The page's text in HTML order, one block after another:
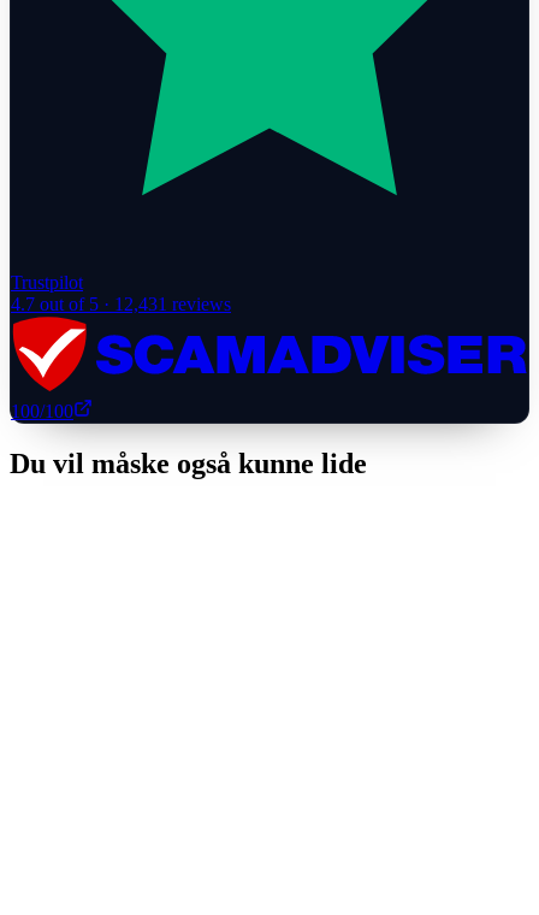
Trustpilot
4.7 out of 5 · 12,431 reviews
100/100
Du vil måske også kunne lide